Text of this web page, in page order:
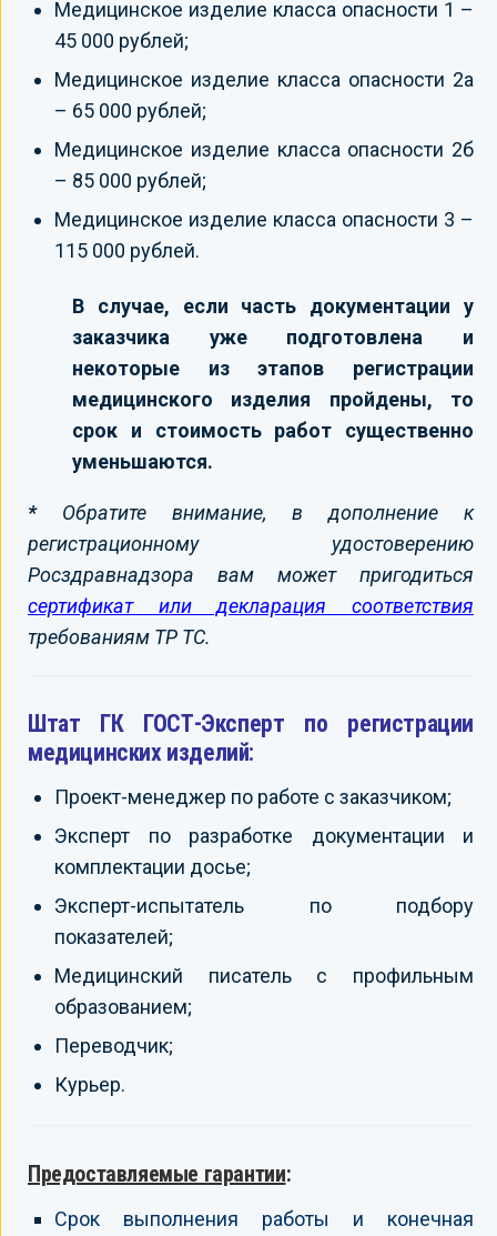
Медицинское изделие класса опасности 1 –
45 000 рублей;
Медицинское изделие класса опасности 2а
– 65 000 рублей;
Медицинское изделие класса опасности 2б
– 85 000 рублей;
Медицинское изделие класса опасности 3 –
115 000 рублей.
В случае, если часть документации у
заказчика уже подготовлена и
некоторые из этапов регистрации
медицинского изделия пройдены, то
срок и стоимость работ существенно
уменьшаются.
*Обратите внимание, в дополнение к
регистрационному удостоверению
Росздравнадзора вам может пригодиться
сертификат или декларация соответствия
требованиям ТР ТС.
Штат ГК ГОСТ-Эксперт по регистрации
медицинских изделий:
Проект-менеджер по работе с заказчиком;
Эксперт по разработке документации и
комплектации досье;
Эксперт-испытатель по подбору
показателей;
Медицинский писатель с профильным
образованием;
Переводчик;
Курьер.
Предоставляемые гарантии:
Срок выполнения работы и конечная